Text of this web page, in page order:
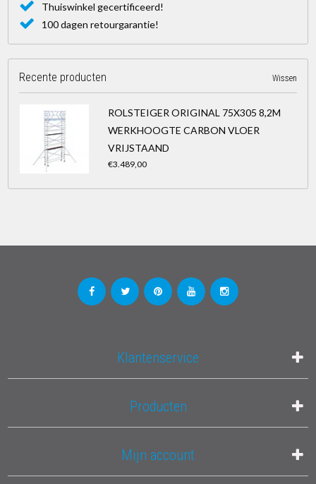
Thuiswinkel gecertificeerd!
100 dagen retourgarantie!
Recente producten Wissen
ROLSTEIGER ORIGINAL 75X305 8,2M
WERKHOOGTE CARBON VLOER
VRIJSTAAND
€3.489,00
Klantenservice
Producten
Mijn account